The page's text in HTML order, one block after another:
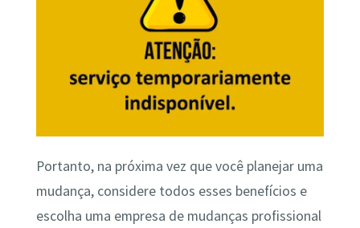
Portanto, na próxima vez que você planejar uma
mudança, considere todos esses benefícios e
escolha uma empresa de mudanças profissional